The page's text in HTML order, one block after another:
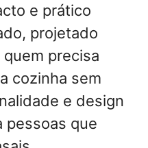
e prático
projetado
precisa
cozinha sem
e design
pessoas que